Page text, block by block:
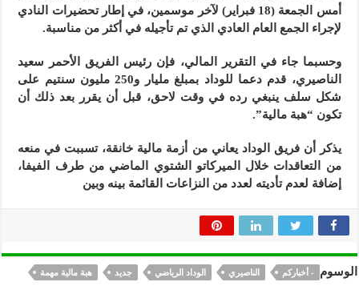
أمس الجمعة (18 فبراير) لآخر موسمين، في إطار تحضيرات النادي
لإجراء الجمع العام العادي الذي تم تأجيله في أكثر من مناسبة.
وحسبما جاء في التقرير المالي، فإن رئيس الفريق الأحمر سعيد
الناصيري، قدم دعما للوداد بمبلغ مليار و250 مليون سنتيم على
شكل سلف ينبغي رده في وقت لاحق، قبل أن يقرر بعد ذلك أن
تكون “هبة مالية”.
يذكر أن فريق الوداد يعاني من أزمة مالية خانقة، تسببت في منعه
من التعاقدات خلال الميركاتو الشتوي الماضي من طرف الفيفا،
إضافة لعدم تأديته لعدد من النزاعات القائمة بينه وبين
الوسوم - أخباركم الناصيري الوداد الرياضي جديد هبة مالية مهمة